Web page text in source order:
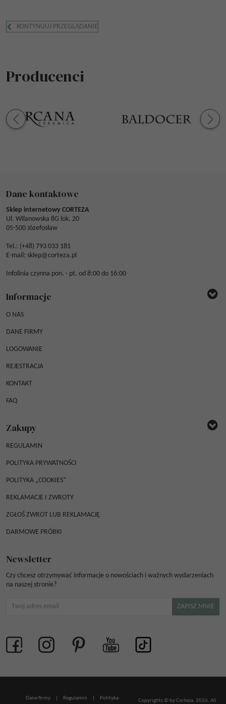
KONTYNUUJ PRZEGLĄDANIE
Producenci
Dane kontaktowe
Sklep internetowy CORTEZA
Ul. Wilanowska 8G lok. 20
05-500 Józefosław
Tel.: (+48) 793 033 181
E-mail: sklep@corteza.pl
Infolinia czynna pon. - pt. od 8:00 do 16:00
Informacje
O NAS
DANE FIRMY
LOGOWANIE
REJESTRACJA
KONTAKT
FAQ
Zakupy
REGULAMIN
POLITYKA PRYWATNOŚCI
POLITYKA „COOKIES”
REKLAMACJE I ZWROTY
ZGŁOŚ ZWROT LUB REKLAMACJĘ
DARMOWE PRÓBKI
Newsletter
Czy chcesz otrzymywać informacje o nowościach i ważnych wydarzeniach
na naszej stronie?
Copyrights © by Corteza, 2026. All
Dane firmy Regulamin
Polityka